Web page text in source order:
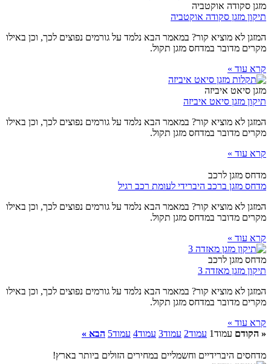
מזגן סקודה אוקטביה
תיקון מזגן סקודה אוקטביה
המזגן לא מוציא קור? במאמר הבא נלמד על גורמים נפוצים לכך, וכן באילו
מקרים מדובר במדחס מזגן תקול.
קרא עוד »
מזגן סיאט איביזה
תיקון מזגן סיאט איביזה
המזגן לא מוציא קור? במאמר הבא נלמד על גורמים נפוצים לכך, וכן באילו
מקרים מדובר במדחס מזגן תקול.
קרא עוד »
מדחס מזגן לרכב
מדחס מזגן ברכב היברידי לעומת רכב רגיל
המזגן לא מוציא קור? במאמר הבא נלמד על גורמים נפוצים לכך, וכן באילו
מקרים מדובר במדחס מזגן תקול.
קרא עוד »
מדחס מזגן לרכב
תיקון מזגן מאזדה 3
המזגן לא מוציא קור? במאמר הבא נלמד על גורמים נפוצים לכך, וכן באילו
מקרים מדובר במדחס מזגן תקול.
קרא עוד »
« הקודם עמוד1 עמוד2 עמוד3 עמוד4 עמוד5 הבא »
מדחסים היברידיים וחשמליים במחירים הזולים ביותר בארץ!